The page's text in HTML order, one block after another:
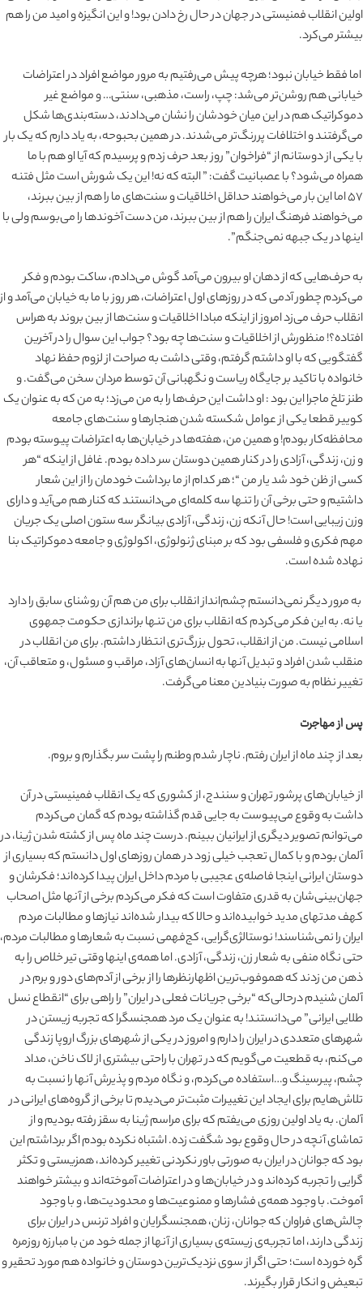
اولین انقلاب فمنیستی در جهان در حال رخ دادن بود! و این انگیزه و امید من را هم
بیشتر می‌کرد.
اما فقط خیابان نبود؛ هرچه پیش می‌رفتیم به مرور مواضع افراد در اعتراضات
خیابانی هم روشن‌تر می‌شد: چپ، راست، مذهبی، سنتی… و مواضع غیر
دموکراتیک هم در این میان خودشان را نشان می‌دادند، دسته‌بندی‌ها شکل
می‌گرفتند و اختلافات پررنگ‌تر می‌شدند. در همین بحبوحه، به یاد دارم که یک بار
با یکی از دوستانم از “فراخوان” روز بعد حرف زدم و پرسیدم که آیا او هم با ما
همراه می‌شود؟ با عصبانیت گفت: ” البته که نه! این یک شورش است مثل فتنه
۵۷ اما این بار می‌خواهند حداقل اخلاقیات و سنت‌های ما را هم از بین ببرند،
می‌خواهند فرهنگ ایران را هم از بین ببرند، من دست آخوندها را می‌بوسم ولی با
اینها در یک جبهه نمی‌جنگم”.
به حرف‌هایی که از دهان او بیرون می‌آمد گوش می‌دادم، ساکت بودم و فکر
می‌کردم چطور آدمی که در روزهای اول اعتراضات، هر روز با ما به خیابان می‌آمد و از
انقلاب حرف می‌زد امروز از اینکه مبادا اخلاقیات و سنت‌ها از بین بروند به هراس
افتاده؟! منظورش از اخلاقیات و سنت‌ها چه بود؟ جواب این سوال را در آخرین
گفتگویی که با او داشتم گرفتم، وقتی داشت به صراحت از لزوم حفظ نهاد
خانواده با تاکید بر جایگاه ریاست و نگهبانی آن توسط مردان سخن می‌گفت. و
طنز تلخ ماجرا این بود : او داشت این حرف‌ها را به من می‌زد؛ به من که به عنوان یک
کوییر قطعا یکی از عوامل شکسته شدن هنجارها و سنت‌های جامعه
محافظه‌کار بودم! و همین من، هفته‌ها در خیابان‌ها به اعتراضات پیوسته بودم
و زن، زندگی، آزادی را در کنار همین دوستان سر داده بودم. غافل از اینکه “هر
کسی از ظن خود شد یار من “؛ هر کدام از ما برداشت خودمان را از این شعار
داشتیم و حتی برخی آن را تنها سه کلمه‌ای می‌دانستند که کنار هم می‌آید و دارای
وزن زیبایی است! حال آنکه زن، زندگی، آزادی بیانگر سه ستون اصلی یک جریان
مهم فکری و فلسفی بود که بر مبنای ژنولوژی، اکولوژی و جامعه دموکراتیک بنا
نهاده شده است.
به مرور دیگر نمی‌دانستم چشم‌انداز انقلاب برای من هم آن روشنای سابق را دارد
یا نه. به این فکر می‌کردم که انقلاب برای من تنها براندازی حکومت جمهوی
اسلامی نیست. من از انقلاب، تحول بزرگ‌تری انتظار داشتم. برای من انقلاب در
منقلب شدن افراد و تبدیل آنها به انسان‌های آزاد، مراقب و مسئول، و متعاقب آن،
تغییر نظام به صورت بنیادین معنا می‌گرفت.
پس از مهاجرت
بعد از چند ماه از ایران رفتم. ناچار شدم وطنم را پشت سر بگذارم و بروم.
از خیابان‌های پرشور تهران و سنندج، از کشوری که یک انقلاب فمینیستی در آن
داشت به وقوع می‌پیوست به جایی قدم گذاشته بودم که گمان می‌کردم
می‌توانم تصویر دیگری از ایرانیان ببینم. درست چند ماه پس از کشته شدن ژینا، در
آلمان بودم و با کمال تعجب خیلی زود در همان روزهای اول دانستم که بسیاری از
دوستان ایرانی اینجا فاصله‌ی عجیبی با مردم داخل ایران پیدا کرده‌اند؛ فکرشان و
جهان‌بینی‌شان به قدری متفاوت است که فکر می‌کردم برخی از آنها مثل اصحاب
کهف مدتهای مدید خوابیده‌اند و حالا که بیدار شده‌اند نیازها و مطالبات مردم
ایران را نمی‌شناسند! نوستالژی‌گرایی، کج‌فهمی نسبت به شعارها و مطالبات مردم،
حتی نگاه منفی به شعار زن، زندگی، آزادی. اما همه‌ی اینها وقتی تیر خلاص را به
ذهن من زدند که هموفوب‌ترین اظهارنظرها را از برخی از آدم‌های دور و برم در
آلمان شنیدم درحالی‌که “برخی جریانات فعلی در ایران” را راهی برای “انقطاع نسل
طلایی ایرانی” می‌دانستند! به عنوان یک مرد همجنسگرا که تجربه زیستن در
شهرهای متعددی در ایران را دارم و امروز در یکی از شهرهای بزرگ اروپا زندگی
می‌کنم، به قطعیت می‌گویم که در تهران با راحتی بیشتری از لاک ناخن، مداد
چشم، پیرسینگ و…استفاده می‌کردم، و نگاه مردم و پذیرش آنها را نسبت به
تلاش‌هایم برای ایجاد این تغییرات مثبت‌تر می‌دیدم تا برخی از گروه‌های ایرانی در
آلمان. به یاد اولین روزی می‌یفتم که برای مراسم ژینا به سقز رفته بودیم و از
تماشای آنچه در حال وقوع بود شگفت زده. اشتباه نکرده بودم اگر برداشتم این
بود که جوانان در ایران به صورتی باور نکردنی تغییر کرده‌اند، همزیستی و تکثر
گرایی را تجربه کرده‌اند و در خیابان‌ها و در اعتراضات آموخته‌اند و بیشتر خواهند
آموخت. با وجود همه‌ی فشارها و ممنوعیت‌ها و محدودیت‌ها، و با وجود
چالش‌های فراوان که جوانان، زنان، همجنسگرایان و افراد ترنس در ایران برای
زندگی دارند، اما تجربه‌ی زیسته‌ی بسیاری از آنها از جمله خود من با مبارزه روزمره
گره خورده است؛ حتی اگر از سوی نزدیک‌ترین دوستان و خانواده هم مورد تحقیر و
تبعیض و انکار قرار بگیرند.